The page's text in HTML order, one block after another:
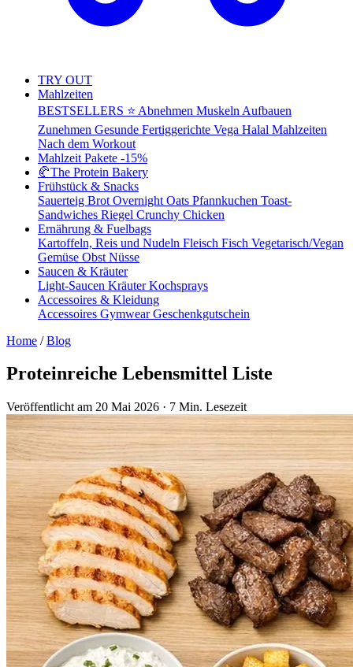
TRY OUT
Mahlzeiten
BESTSELLERS ⭐ Abnehmen Muskeln Aufbauen
Zunehmen Gesunde Fertiggerichte Vega Halal Mahlzeiten
Nach dem Workout
Mahlzeit Pakete -15%
🥐The Protein Bakery
Frühstück & Snacks
Sauerteig Brot Overnight Oats Pfannkuchen Toast-
Sandwiches Riegel Crunchy Chicken
Ernährung & Fuelbags
Kartoffeln, Reis und Nudeln Fleisch Fisch Vegetarisch/Vegan
Gemüse Obst Nüsse
Saucen & Kräuter
Light-Saucen KräuterKochsprays
Accessoires & Kleidung
Accessoires GymwearGeschenkgutschein
Home / Blog
Proteinreiche Lebensmittel Liste
Veröffentlicht am 20 Mai 2026 · 7 Min. Lesezeit